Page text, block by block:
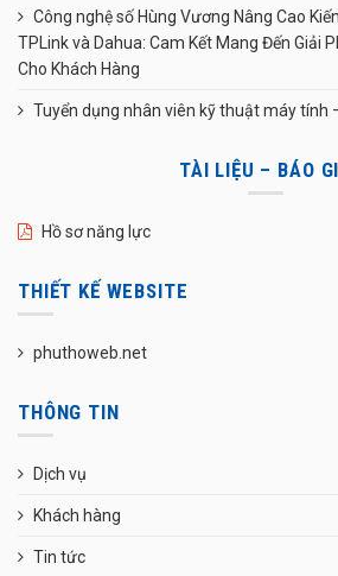
Công nghệ số Hùng Vương Nâng Cao
TPLink và Dahua: Cam Kết Mang Đến Giải
Cho Khách Hàng
Tuyển dụng nhân viên kỹ thuật máy tính
TÀI LIỆU – BÁO
Hồ sơ năng lực
THIẾT KẾ WEBSITE
phuthoweb.net
THÔNG TIN
Dịch vụ
Khách hàng
Tin tức